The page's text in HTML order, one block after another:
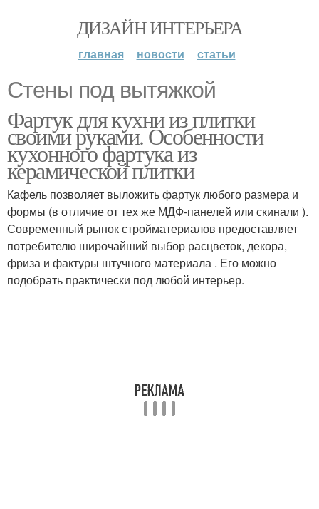
ДИЗАЙН ИНТЕРЬЕРА
главная новости статьи
Стены под вытяжкой
Фартук для кухни из плитки
своими руками. Особенности
кухонного фартука из
керамической плитки
Кафель позволяет выложить фартук любого размера и
формы (в отличие от тех же МДФ-панелей или скинали ).
Современный рынок стройматериалов предоставляет
потребителю широчайший выбор расцветок, декора,
фриза и фактуры штучного материала . Его можно
подобрать практически под любой интерьер.